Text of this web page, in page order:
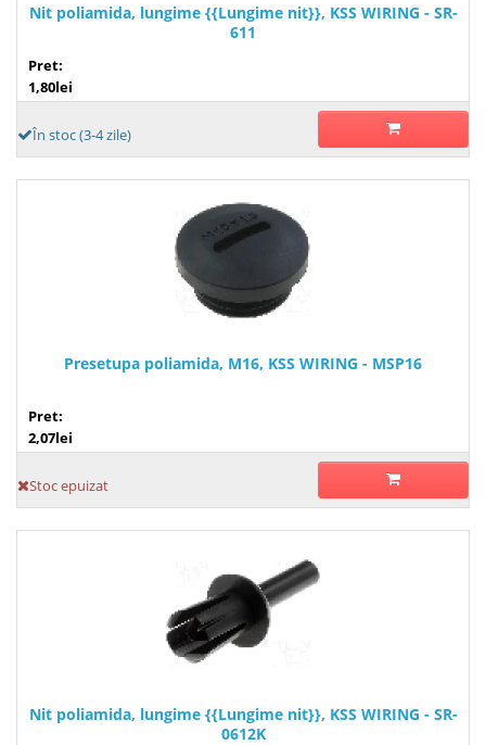
Nit poliamida, lungime {{Lungime nit}}, KSS WIRING - SR-
611
Pret:
1,80lei
În stoc (3-4 zile)
Presetupa poliamida, M16, KSS WIRING - MSP16
Pret:
2,07lei
Stoc epuizat
Nit poliamida, lungime {{Lungime nit}}, KSS WIRING - SR-
0612K